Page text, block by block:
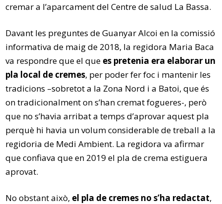
cremar a l’aparcament del Centre de salud La Bassa.
Davant les preguntes de Guanyar Alcoi en la comissió
informativa de maig de 2018, la regidora Maria Baca
va respondre que el que es pretenia era elaborar un
pla local de cremes, per poder fer foc i mantenir les
tradicions –sobretot a la Zona Nord i a Batoi, que és
on tradicionalment on s’han cremat fogueres-, però
que no s’havia arribat a temps d’aprovar aquest pla
perquè hi havia un volum considerable de treball a la
regidoria de Medi Ambient. La regidora va afirmar
que confiava que en 2019 el pla de crema estiguera
aprovat.
No obstant això, el pla de cremes no s’ha redactat,